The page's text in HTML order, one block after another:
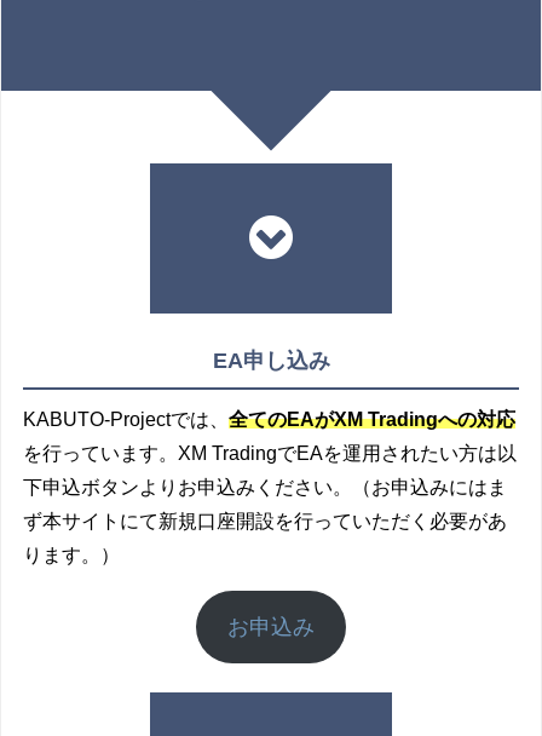
EA申し込み
KABUTO-Projectでは、 全てのEAがXM Tradingへの対応
を行っています。XM TradingでEAを運用されたい方は以
下申込ボタンよりお申込みください。
（お申込みにはま
ず本サイトにて新規口座開設を行っていただく必要があ
ります。）
お申込み